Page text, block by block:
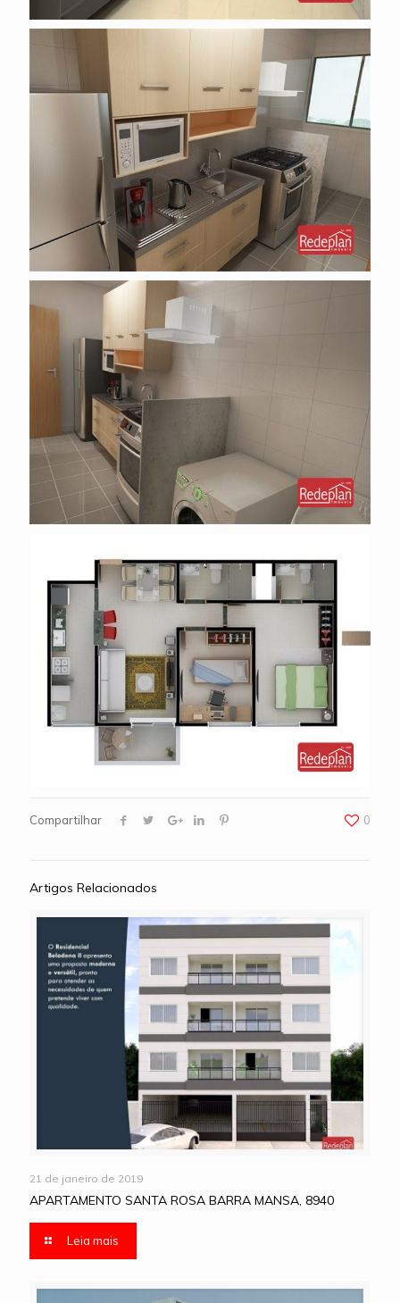
Compartilhar 0
Artigos Relacionados
21 de janeiro de 2019
APARTAMENTO SANTA ROSA BARRA MANSA, 8940
Leia mais